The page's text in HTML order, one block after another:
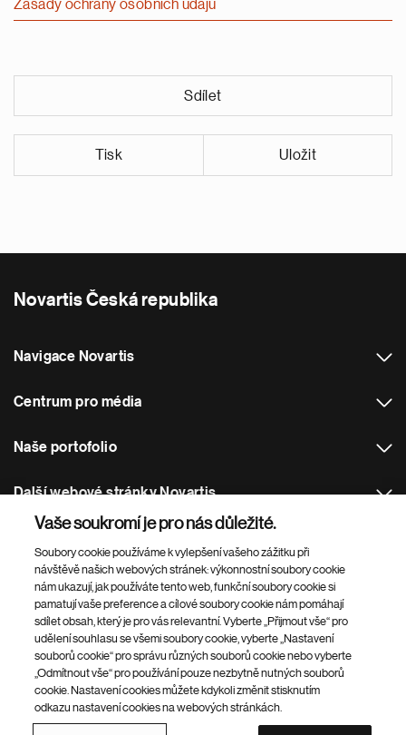
Zásady ochrany osobních údajů
Sdílet
Tisk Uložit
Novartis Česká republika
Navigace Novartis
Centrum pro média
Naše portofolio
Další webové stránky Novartis
Footer Site Search
Footer
Bottom
© 2026 Novartis s.r.o
Zásady ochrany osobních údajů
Podmínky použití
Nastavení souborů cookie
Přístupnost webu
Vaše soukromí je pro nás důležité.
Soubory cookie používáme k vylepšení vašeho zážitku při
návštěvě našich webových stránek: výkonnostní soubory cookie
nám ukazují, jak používáte tento web, funkční soubory cookie si
pamatují vaše preference a cílové soubory cookie nám pomáhají
sdílet obsah, který je pro vás relevantní. Vyberte „Přijmout vše“ pro
udělení souhlasu se všemi soubory cookie, vyberte „Nastavení
souborů cookie“ pro správu různých souborů cookie nebo vyberte
„Odmítnout vše“ pro používání pouze nezbytně nutných souborů
cookie. Nastavení cookies můžete kdykoli změnit stisknutím
odkazu nastavení cookies na webových stránkách.